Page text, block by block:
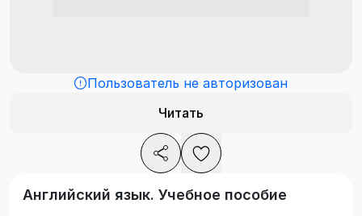
Пользователь не авторизован
Читать
Английский язык. Учебное пособие